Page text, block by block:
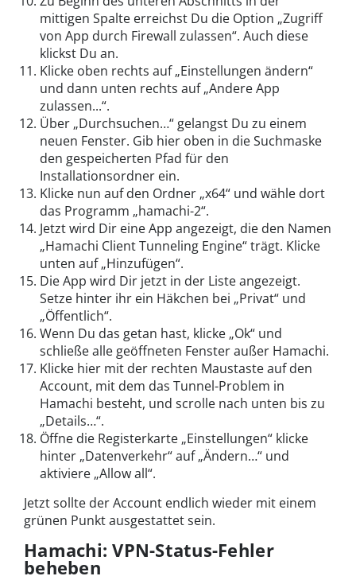
mittigen Spalte erreichst Du die Option „Zugriff
von App durch Firewall zulassen“. Auch diese
klickst Du an.
Klicke oben rechts auf „Einstellungen ändern“
und dann unten rechts auf „Andere App
zulassen...“.
Über „Durchsuchen…“ gelangst Du zu einem
neuen Fenster. Gib hier oben in die Suchmaske
den gespeicherten Pfad für den
Installationsordner ein.
Klicke nun auf den Ordner „x64“ und wähle dort
das Programm „hamachi-2“.
Jetzt wird Dir eine App angezeigt, die den Namen
„Hamachi Client Tunneling Engine“ trägt. Klicke
unten auf „Hinzufügen“.
Die App wird Dir jetzt in der Liste angezeigt.
Setze hinter ihr ein Häkchen bei „Privat“ und
„Öffentlich“.
Wenn Du das getan hast, klicke „Ok“ und
schließe alle geöffneten Fenster außer Hamachi.
Klicke hier mit der rechten Maustaste auf den
Account, mit dem das Tunnel-Problem in
Hamachi besteht, und scrolle nach unten bis zu
„Details…“.
Öffne die Registerkarte „Einstellungen“ klicke
hinter „Datenverkehr“ auf „Ändern…“ und
aktiviere „Allow all“.
Jetzt sollte der Account endlich wieder mit einem
grünen Punkt ausgestattet sein.
Hamachi: VPN-Status-Fehler
beheben